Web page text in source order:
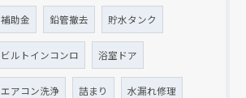
補助金 鉛管撤去 貯水タンク
ビルトインコンロ 浴室ドア
エアコン洗浄 詰まり 水漏れ修理